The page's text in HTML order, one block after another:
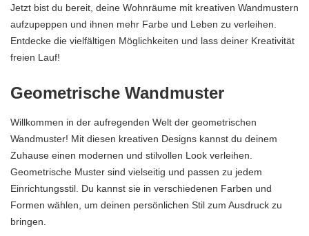
Jetzt bist du bereit, deine Wohnräume mit kreativen Wandmustern
aufzupeppen und ihnen mehr Farbe und Leben zu verleihen.
Entdecke die vielfältigen Möglichkeiten und lass deiner Kreativität
freien Lauf!
Geometrische Wandmuster
Willkommen in der aufregenden Welt der geometrischen
Wandmuster! Mit diesen kreativen Designs kannst du deinem
Zuhause einen modernen und stilvollen Look verleihen.
Geometrische Muster sind vielseitig und passen zu jedem
Einrichtungsstil. Du kannst sie in verschiedenen Farben und
Formen wählen, um deinen persönlichen Stil zum Ausdruck zu
bringen.